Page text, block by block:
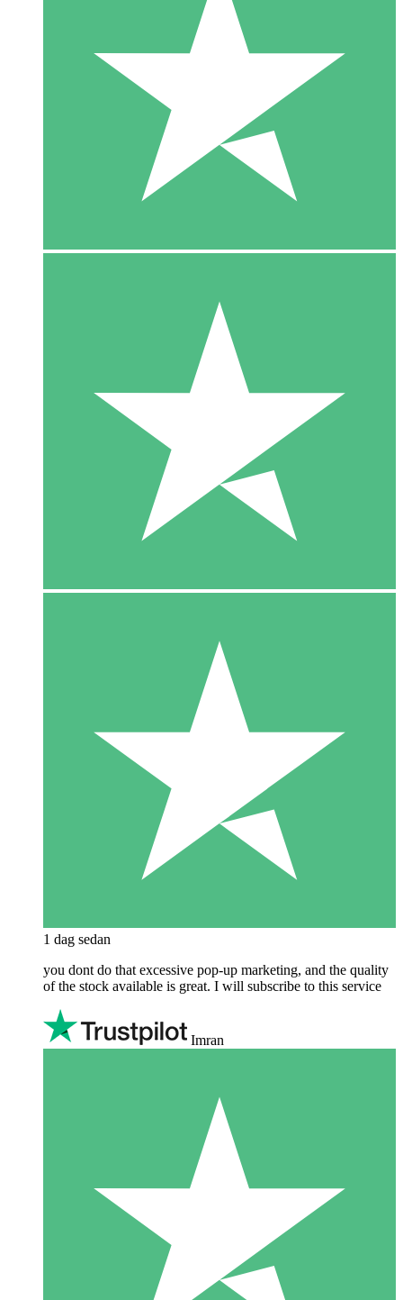
1 dag sedan
you dont do that excessive pop-up marketing, and the quality
of the stock available is great. I will subscribe to this service
Imran